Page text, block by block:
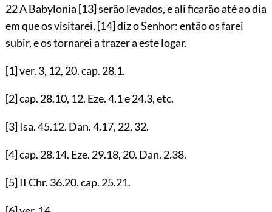
22 A Babylonia [13]serão levados, e ali ficarão até ao dia
em que os visitarei, [14]diz o Senhor: então os farei
subir, e os tornarei a trazer a este logar.
[1]ver. 3, 12, 20. cap. 28.1.
[2]cap. 28.10, 12. Eze.4.1e24.3, etc.
[3]Isa.45.12. Dan.4.17, 22, 32.
[4]cap. 28.14. Eze. 29.18, 20. Dan. 2.38.
[5]II Chr. 36.20. cap. 25.21.